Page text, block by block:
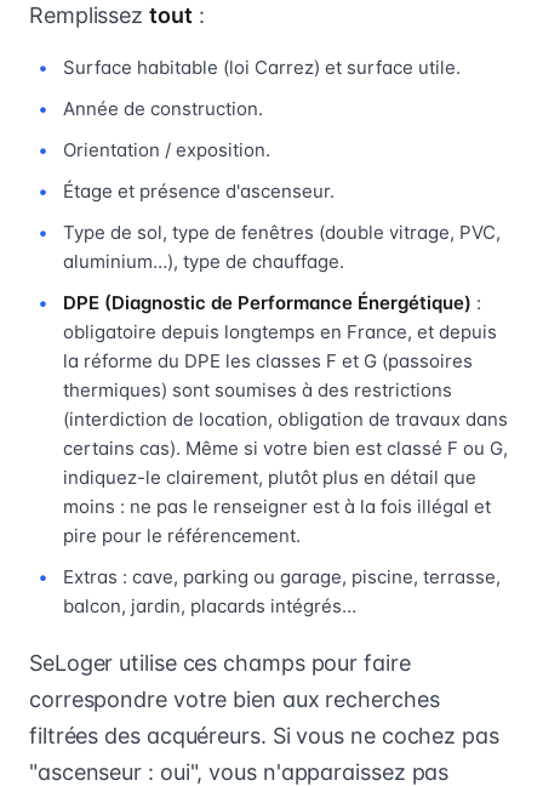
Remplisseztout :
Surface habitable (loi Carrez) et surface utile.
Année de construction.
Orientation / exposition.
Étage et présence d'ascenseur.
Type de sol, type de fenêtres (double vitrage, PVC,
aluminium…), type de chauffage.
DPE (Diagnostic de Performance Énergétique) :
obligatoire depuis longtemps en France, et depuis
la réforme du DPE les classes F et G (passoires
thermiques) sont soumises à des restrictions
(interdiction de location, obligation de travaux dans
certains cas). Même si votre bien est classé F ou G,
indiquez-le clairement, plutôt plus en détail que
moins : ne pas le renseigner est à la fois illégal et
pire pour le référencement.
Extras : cave, parking ou garage, piscine, terrasse,
balcon, jardin, placards intégrés…
SeLoger utilise ces champs pour faire
correspondre votre bien aux recherches
filtrées des acquéreurs. Si vous ne cochez pas
"ascenseur : oui", vous n'apparaissez pas